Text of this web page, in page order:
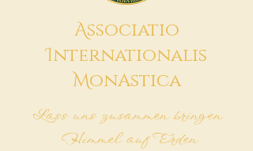
Associatio
Internationalis
MonAstica
Lass uns zusammen bringen
Himmel auf Erden